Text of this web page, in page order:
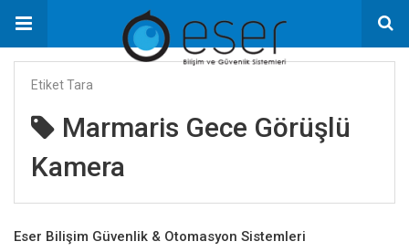
Etiket Tara
Marmaris Gece Görüşlü
Kamera
Eser Bilişim Güvenlik & Otomasyon Sistemleri